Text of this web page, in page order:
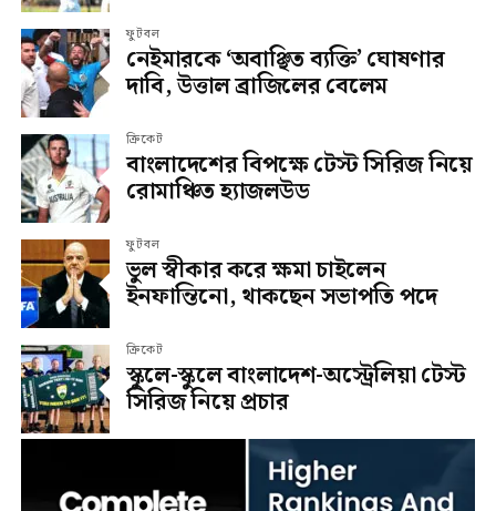
ফুটবল
নেইমারকে ‘অবাঞ্ছিত ব্যক্তি’ ঘোষণার
দাবি, উত্তাল ব্রাজিলের বেলেম
ক্রিকেট
বাংলাদেশের বিপক্ষে টেস্ট সিরিজ নিয়ে
রোমাঞ্চিত হ্যাজলউড
ফুটবল
ভুল স্বীকার করে ক্ষমা চাইলেন
ইনফান্তিনো, থাকছেন সভাপতি পদে
ক্রিকেট
স্কুলে-স্কুলে বাংলাদেশ-অস্ট্রেলিয়া টেস্ট
সিরিজ নিয়ে প্রচার